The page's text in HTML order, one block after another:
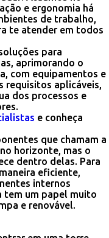
e ergonomia há
de trabalho,
te atender em todos
para
aprimorando o
com equipamentos e
requisitos aplicáveis,
dos processos e
e conheça
que chamam a
horizonte, mas o
dentro delas. Para
eficiente,
internos
tem um papel muito
e renovável.